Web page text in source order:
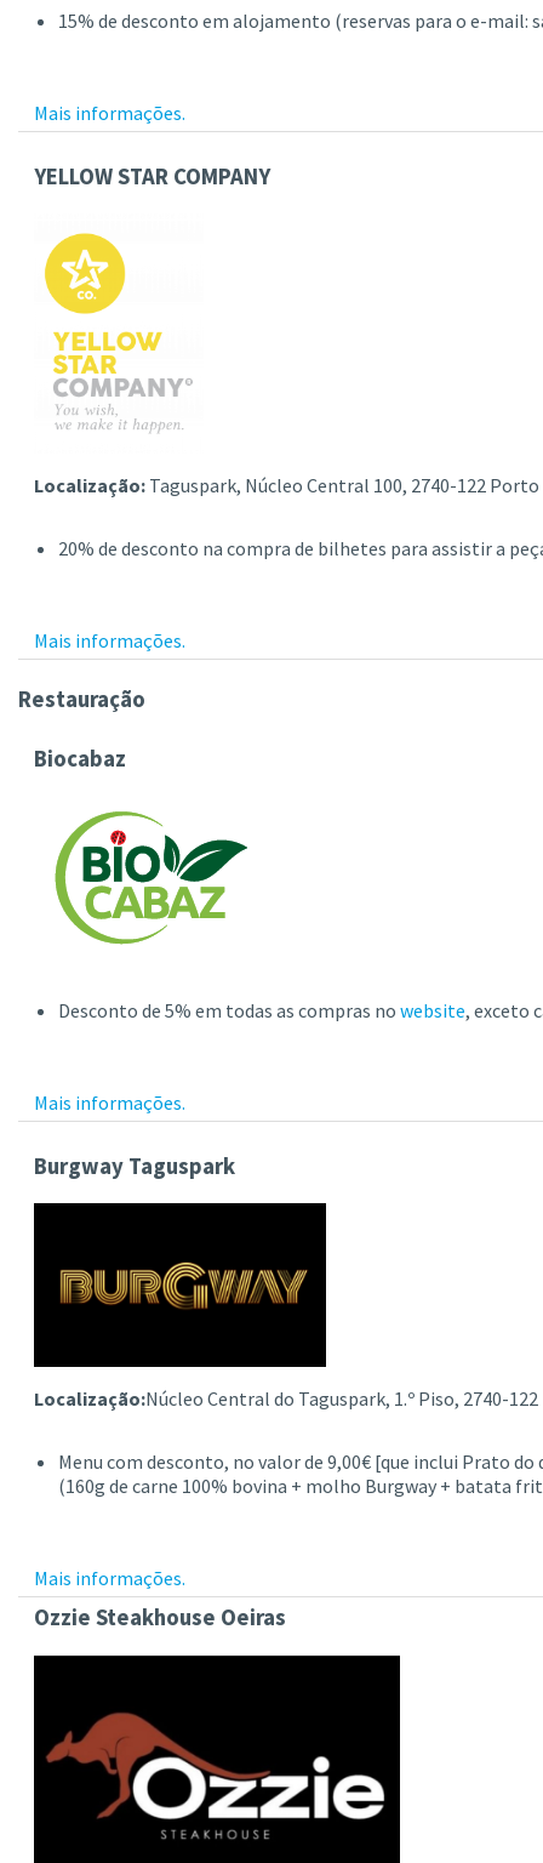
15% de desconto em alojamento (reservas para o e-mail:
Mais informações.
YELLOW STAR COMPANY
Localização:Taguspark, Núcleo Central 100, 2740-122 Porto
20% de desconto na compra de bilhetes para assistir a
Mais informações.
Restauração
Biocabaz
Desconto de 5% em todas as compras no website, exceto
Mais informações.
Burgway Taguspark
Localização:Núcleo Central do Taguspark, 1.º Piso, 2740-
Menu com desconto, no valor de 9,00€ [que inclui Prato
(160g de carne 100% bovina + molho Burgway + batata
Mais informações.
Ozzie Steakhouse Oeiras